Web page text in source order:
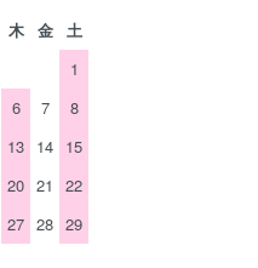
木 金
土
1
6 7
8
13 14 15
20 21
22
27 28 29